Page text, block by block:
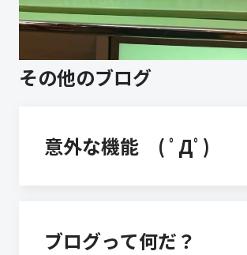
その他のブログ
意外な機能 ( ﾟДﾟ)
ブログって何だ？